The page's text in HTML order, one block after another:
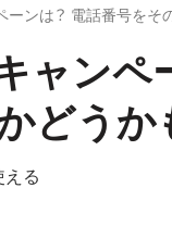
ャンペ
どうか
る